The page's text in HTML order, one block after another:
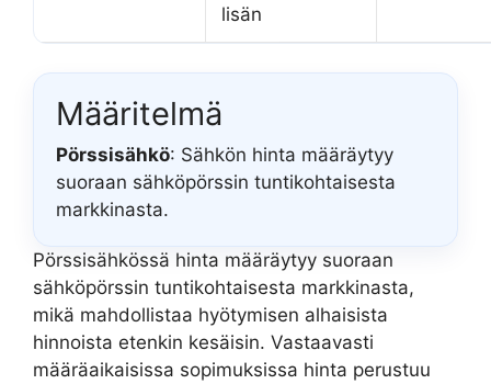
lisän
Määritelmä
Pörssisähkö: Sähkön hinta määräytyy
suoraan sähköpörssin tuntikohtaisesta
markkinasta.
Pörssisähkössä hinta määräytyy suoraan
sähköpörssin tuntikohtaisesta markkinasta,
mikä mahdollistaa hyötymisen alhaisista
hinnoista etenkin kesäisin. Vastaavasti
määräaikaisissa sopimuksissa hinta perustuu